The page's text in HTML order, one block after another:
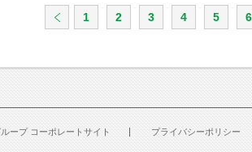
1 2 3 4 5 6
ープ コーポレートサイト
プライバシーポリシー